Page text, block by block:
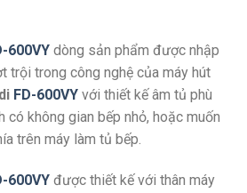
600VY dòng sản phẩm được nhập
trội trong công nghệ của máy hút
FD-600VY với thiết kế âm tủ phù
có không gian bếp nhỏ, hoặc muốn
trên máy làm tủ bếp.
600VY được thiết kế với thân máy